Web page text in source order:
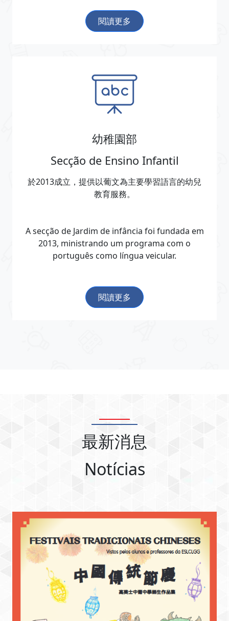
閱讀更多
幼稚園部
Secção de Ensino Infantil
於2013成立，提供以葡文為主要學習語言的幼兒
教育服務。
A secção de Jardim de infância foi fundada em
2013, ministrando um programa com o
português como língua veicular.
閱讀更多
最新消息
Notícias